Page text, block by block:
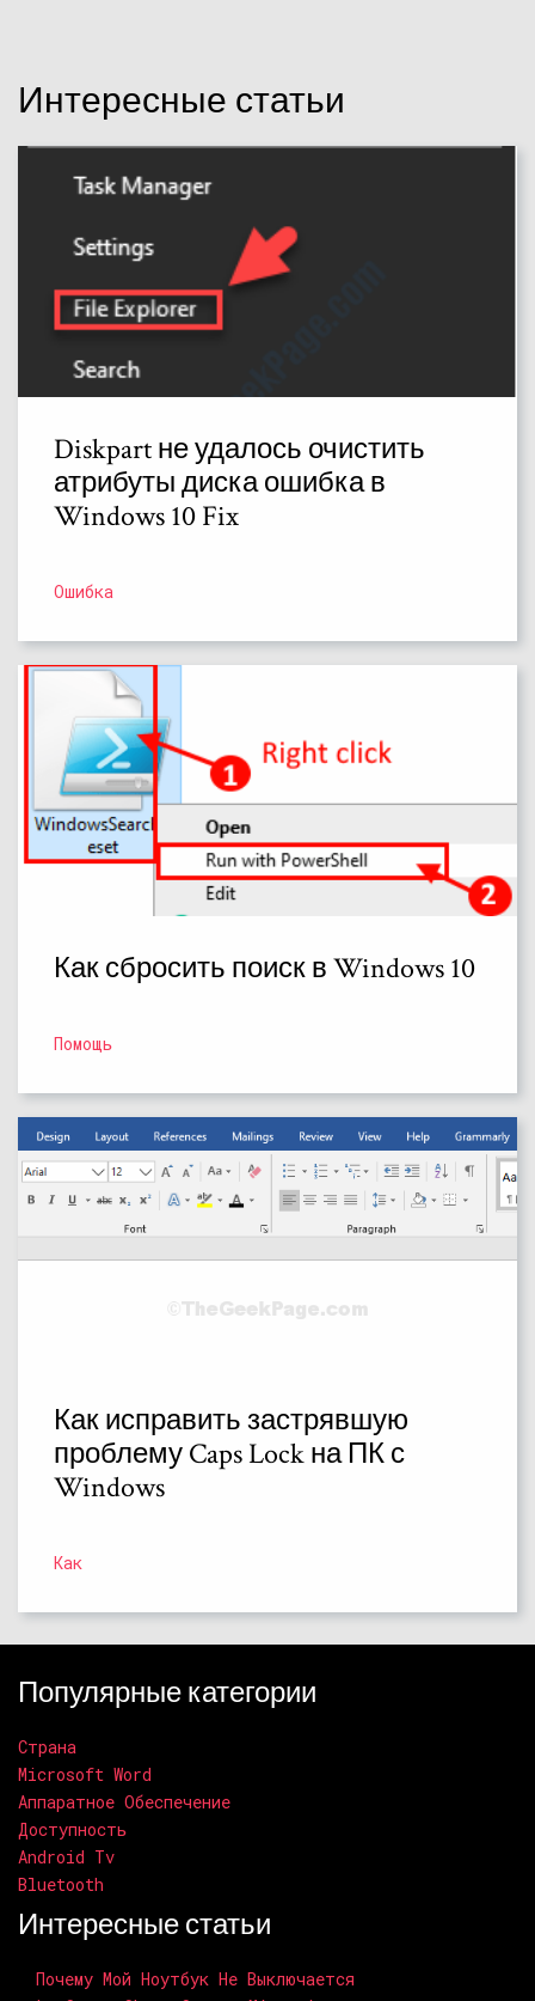
Интересные статьи
Diskpart не удалось очистить
атрибуты диска ошибка в
Windows 10 Fix
Ошибка
Как сбросить поиск в Windows 10
Помощь
Как исправить застрявшую
проблему Caps Lock на ПК с
Windows
Как
Популярные категории
Страна
Microsoft Word
Аппаратное Обеспечение
Доступность
Android Tv
Bluetooth
Интересные статьи
Почему Мой Ноутбук Не Выключается